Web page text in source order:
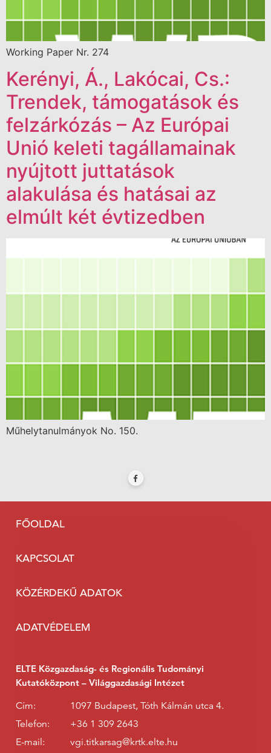
Working Paper Nr. 274
Kerényi, Á., Lakócai, Cs.:
Trendek, támogatások és
felzárkózás – Az Európai
Unió keleti tagállamainak
nyújtott juttatások
alakulása és hatásai az
elmúlt két évtizedben
Műhelytanulmányok No. 150.
FŐOLDAL
KAPCSOLAT
KÖZÉRDEKŰ ADATOK
ADATVÉDELEM
ELTE Közgazdaság- és Regionális Tudományi
Kutatóközpont – Világgazdasági Intézet
Cím:
1097 Budapest, Tóth Kálmán utca 4.
Telefon:
+36 1 309 2643
E-mail:
vgi.titkarsag@krtk.elte.hu